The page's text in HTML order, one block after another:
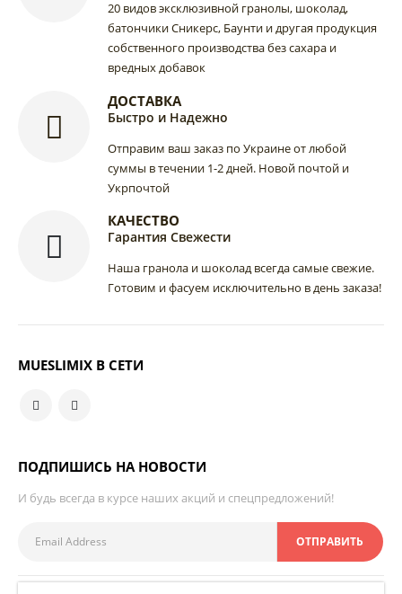
20 видов эксклюзивной гранолы, шоколад,
батончики Сникерс, Баунти и другая продукция
собственного производства без сахара и
вредных добавок
ДОСТАВКА
Быстро и Надежно
Отправим ваш заказ по Украине от любой
суммы в течении 1-2 дней. Новой почтой и
Укрпочтой
КАЧЕСТВО
Гарантия Свежести
Наша гранола и шоколад всегда самые свежие.
Готовим и фасуем исключительно в день заказа!
MUESLIMIX В СЕТИ
ПОДПИШИСЬ НА НОВОСТИ
И будь всегда в курсе наших акций и спецпредложений!